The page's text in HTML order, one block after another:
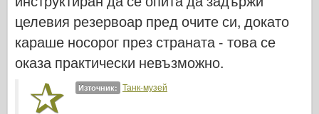
Тромпетист
Звезда
Албуми-Снимки
Книги
целевия резервоар пред очите си, докато
караше носорог през страната - това се
оказа практически невъзможно.
Източник: Танк-музей